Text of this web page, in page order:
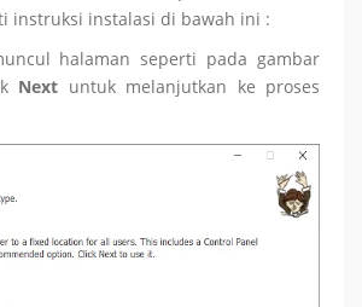
instruksi instalasi di bawah ini :
halaman seperti pada gambar
Next untuk melanjutkan ke proses